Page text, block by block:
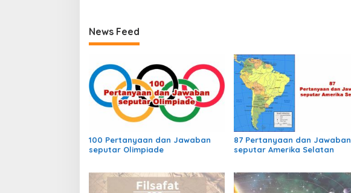
News Feed
100 Pertanyaan dan Jawaban
seputar Olimpiade
87 Pertanyaan dan Jawaban
seputar Amerika Selatan